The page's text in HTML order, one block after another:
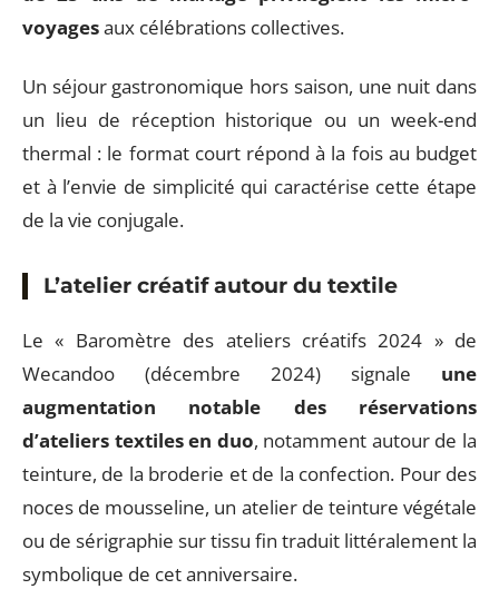
voyagesaux célébrations collectives.
Un séjour gastronomique hors saison, une nuit dans
un lieu de réception historique ou un week-end
thermal : le format court répond à la fois au budget
et à l’envie de simplicité qui caractérise cette étape
de la vie conjugale.
L’atelier créatif autour du textile
Le « Baromètre des ateliers créatifs 2024 » de
Wecandoo (décembre 2024) signale une
augmentation notable des réservations
d’ateliers textiles en duo, notamment autour de la
teinture, de la broderie et de la confection. Pour des
noces de mousseline, un atelier de teinture végétale
ou de sérigraphie sur tissu fin traduit littéralement la
symbolique de cet anniversaire.